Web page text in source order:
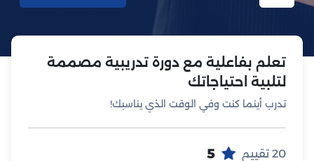
تعلم بفاعلية مع دورة تدريبية مصممة
لتلبية احتياجاتك
تدرب أينما كنت وفي الوقت الذي يناسبك!
20 تقييم 5